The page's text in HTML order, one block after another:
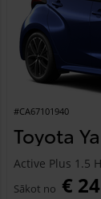
#CA67101940
Toyota
Active Plus 1.5
Sākot no €